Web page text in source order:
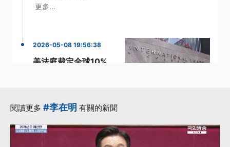
更多...
2026-05-08 19:56:38
美法庭裁定全球10%
進口商·關稅· 301條款·
更多...
閱讀更多 #李在明 有關的新聞